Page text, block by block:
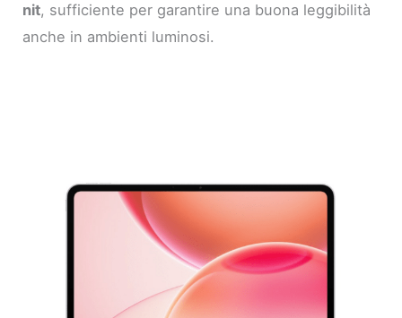
nit, sufficiente per garantire una buona leggibilità
anche in ambienti luminosi.